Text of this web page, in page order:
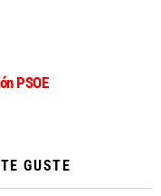
PSOE
GUSTE